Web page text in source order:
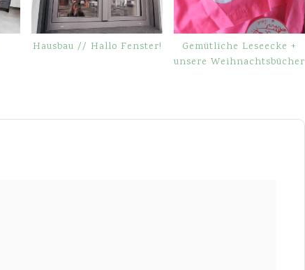
Hausbau // Hallo Fenster!
Gemütliche Leseecke +
unsere Weihnachtsbücher